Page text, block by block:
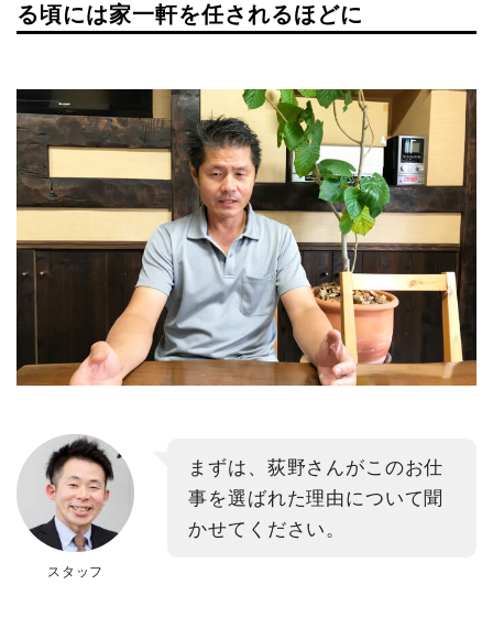
る頃には家一軒を任されるほどに
スタッフ
まずは、荻野さんがこのお仕
事を選ばれた理由について聞
かせてください。